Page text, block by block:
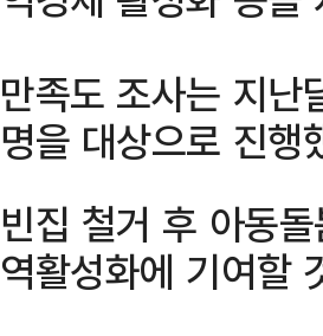
만족도 조사는 지
명을 대상으로 진행
빈집 철거 후 아동
역활성화에 기여할